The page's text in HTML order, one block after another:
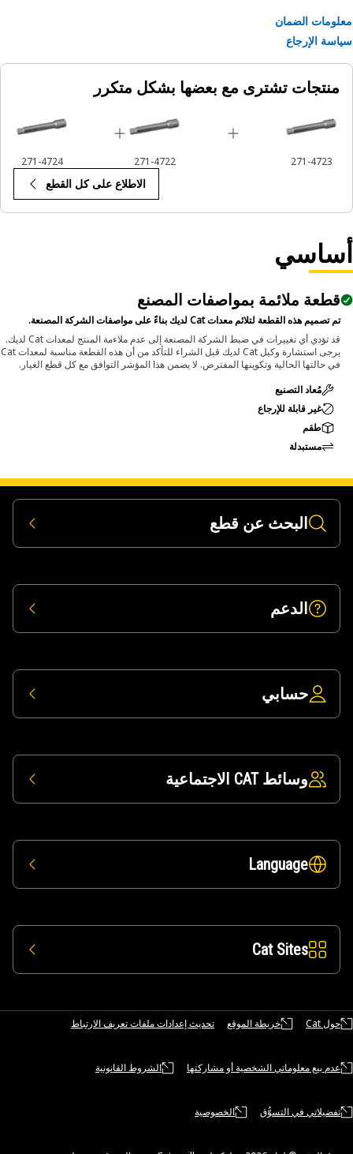
الضمان
الإرجاع
منتجات تشترى مع بعضها بشكل متكرر
271-4723
271-4722
271-4724
الاطلاع على كل القطع
قطعة ملائمة بمواصفات المصنع
تم تصميم هذه القطعة لتلائم معدات Cat لديك بناءً على مواصفات الشركة المصنعة.
قد تؤدي أي تغييرات في ضبط الشركة المصنعة إلى عدم ملاءمة المنتج لمعدات Cat لديك.
يرجى استشارة وكيل Cat لديك قبل الشراء للتأكد من أن هذه القطعة مناسبة لمعدات Cat
في حالتها الحالية وتكوينها المفترض. لا يضمن هذا المؤشر التوافق مع كل قطع الغيار.
مُعاد التصنيع
غير قابلة للإرجاع
طقم
مستبدلة
البحث عن قطع
الدعم
حسابي
وسائط CAT الاجتماعية
Language
Cat Sites
حول Cat خريطة الموقع تحديث إعدادات ملفات تعريف الارتباط
عدم بيع معلوماتي الشخصية أو مشاركتها الشروط القانونية
تفضيلاتي في التسوُّق الخصوصية